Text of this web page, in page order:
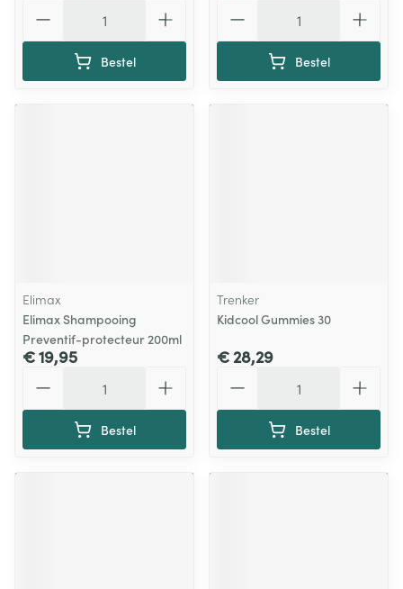
Bestel Bestel
Elimax
Elimax Shampooing
Preventif-protecteur 200ml
€ 19,95
Bestel
Trenker
Kidcool Gummies 30
€ 28,29
Bestel